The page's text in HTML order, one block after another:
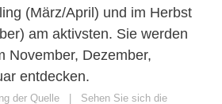
(März/April) und im Herbst
am aktivsten. Sie werden
November, Dezember,
entdecken.
der Quelle | Sehen Sie sich die